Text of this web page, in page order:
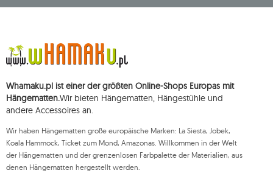
verarbeitet und bis zu Ihrer Abmeldung gespeichert.
Sie haben das Recht, auf die Verarbeitung Ihrer personenbezogenen Daten
zuzugreifen, diese zu korrigieren, zu löschen, deren Verarbeitung zu
einer zuständigen Aufsichtsbehörde eine Beschwerde über die
Verarbeitung dieser Daten einzureichen und zu erheben Ihre Einwilligung
zur Verarbeitung Ihrer personenbezogenen Daten kann jederzeit
widerrufen werden, wobei ein solcher Widerruf die Rechtmäßigkeit der
genannten Rechte auszuüben, wenden Sie sich bitte per E-Mail oder per
Brief an die registrierte Adresse an die Kundendienstabteilung von Mouton
Interactive.
Weitere Informationen finden Sie unter:
Whamaku.pl ist einer der größten Online-Shops Europas mit
Hängematten.Wir bieten Hängematten, Hängestühle und
andere Accessoires an.
Wir haben Hängematten große europäische Marken: La Siesta, Jobek,
Koala Hammock, Ticket zum Mond, Amazonas. Willkommen in der Welt
der Hängematten und der grenzenlosen Farbpalette der Materialien, aus
denen Hängematten hergestellt werden.